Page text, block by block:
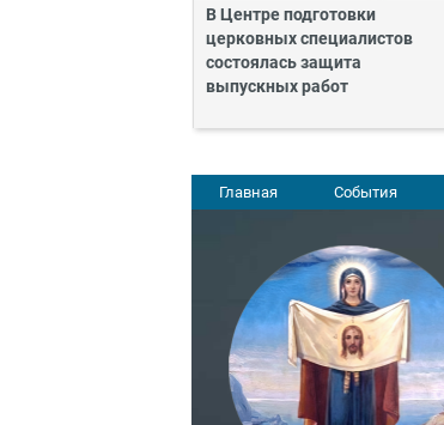
В Центре подготовки
церковных специалистов
состоялась защита
выпускных работ
Главная События